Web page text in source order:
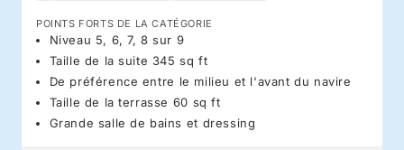
POINTS FORTS DE LA CATÉGORIE
Niveau 5, 6, 7, 8 sur 9
Taille de la suite 345 sq ft
De préférence entre le milieu et l'avant du navire
Taille de la terrasse 60 sq ft
Grande salle de bains et dressing